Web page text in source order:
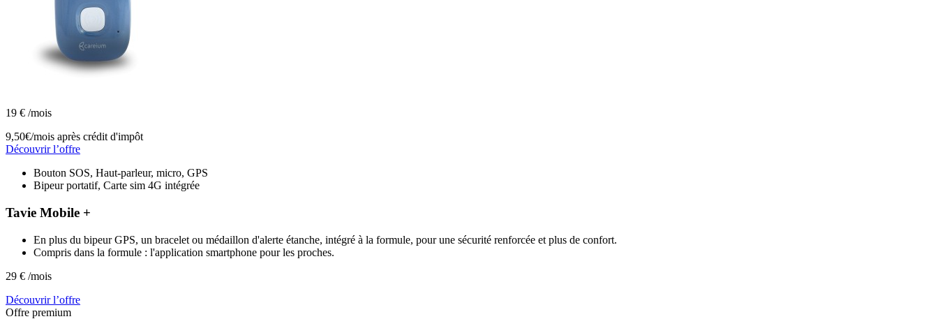
19 € /mois
9,50€/mois après crédit d'impôt
Découvrir l’offre
Bouton SOS, Haut-parleur, micro, GPS
Bipeur portatif, Carte sim 4G intégrée
Tavie Mobile +
En plus du bipeur GPS, un bracelet ou médaillon d'alerte étanche, intégré à la formule, pour une sécurité renforcée et plus de confort.
Compris dans la formule : l'application smartphone pour les proches.
29 € /mois
Découvrir l’offre
Offre premium